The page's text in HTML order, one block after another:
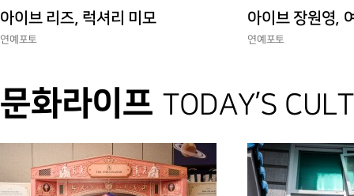
아이브 리즈, 럭셔리 미모
연예포토
아이브 장원영,
연예포토
문화라이프 TODAY’S